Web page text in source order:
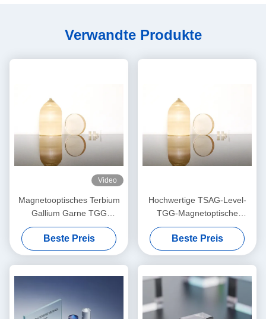
Verwandte Produkte
Video
Magnetooptisches Terbium
Gallium Garne TGG
Einzelkristall
Beste Preis
Hochwertige TSAG-Level-
TGG-Magnetoptische
Kristall, Terbium Gallium
Garnet für Faraday-
Isolatoren und Rotatoren,
400 ‰ 1100 nm
Übertragung
Beste Preis